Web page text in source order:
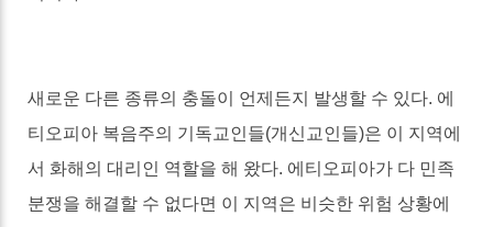
새로운 다른 종류의 충돌이 언제든지 발생할 수 있다. 에
티오피아 복음주의 기독교인들(개신교인들)은 이 지역에
서 화해의 대리인 역할을 해 왔다. 에티오피아가 다 민족
분쟁을 해결할 수 없다면 이 지역은 비슷한 위험 상황에